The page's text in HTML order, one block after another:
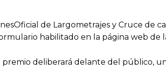
de Largometrajes y Cruce de
habilitado en la página web de
deliberará delante del público,